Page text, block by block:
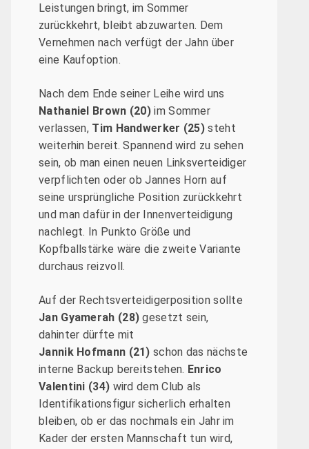
Leistungen bringt, im Sommer
zurückkehrt, bleibt abzuwarten. Dem
Vernehmen nach verfügt der Jahn über
eine Kaufoption.
Nach dem Ende seiner Leihe wird uns
Nathaniel Brown (20) im Sommer
verlassen, Tim Handwerker (25) steht
weiterhin bereit. Spannend wird zu sehen
sein, ob man einen neuen Linksverteidiger
verpflichten oder ob Jannes Horn auf
seine ursprüngliche Position zurückkehrt
und man dafür in der Innenverteidigung
nachlegt. In Punkto Größe und
Kopfballstärke wäre die zweite Variante
durchaus reizvoll.
Auf der Rechtsverteidigerposition sollte
Jan Gyamerah (28) gesetzt sein,
dahinter dürfte mit
Jannik Hofmann (21) schon das nächste
interne Backup bereitstehen. Enrico
Valentini (34) wird dem Club als
Identifikationsfigur sicherlich erhalten
bleiben, ob er das nochmals ein Jahr im
Kader der ersten Mannschaft tun wird,